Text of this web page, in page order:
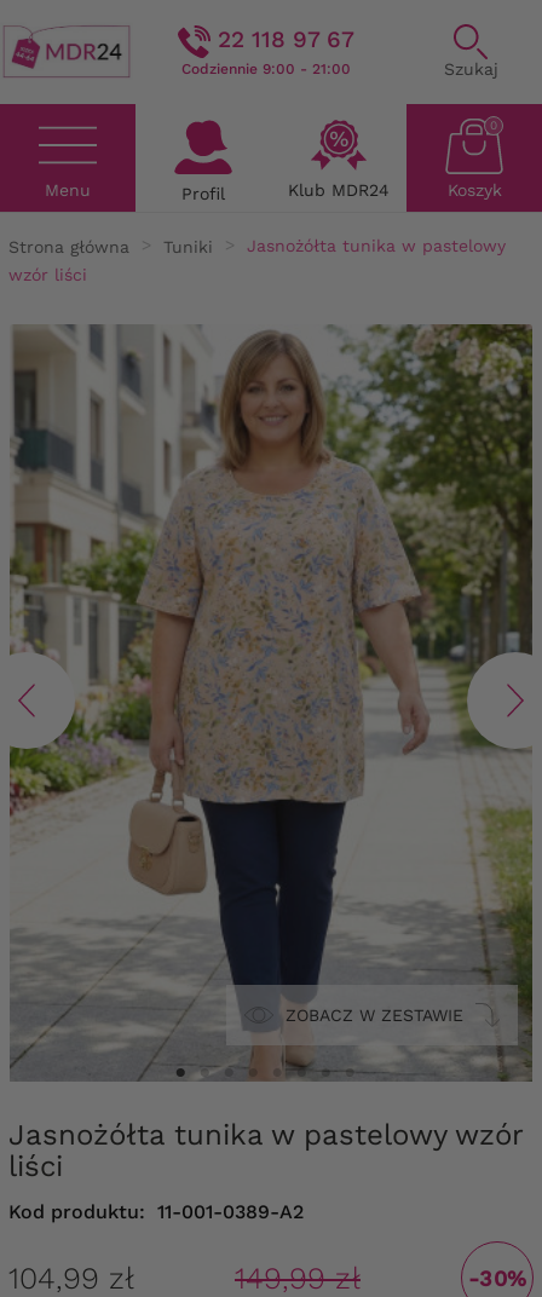
22 118 97 67
Codziennie 9:00 - 21:00 Szukaj
Menu Profil Klub MDR24 Koszyk
0
Strona główna Tuniki
Jasnożółta tunika w pastelowy
wzór liści
ZOBACZ W ZESTAWIE
Jasnożółta tunika w pastelowy wzór
liści
Kod produktu: 11-001-0389-A2
104,99 zł 149,99 zł -30%